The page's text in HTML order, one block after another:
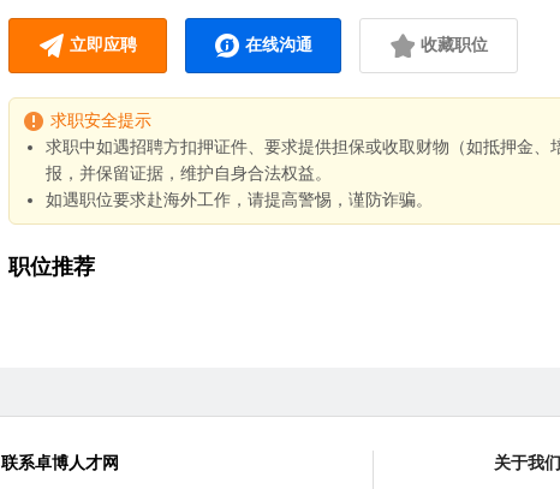
立即应聘 在线沟通 收藏职位
求职安全提示
求职中如遇招聘方扣押证件、要求提供担保或收取财物（如抵押金
报，并保留证据，维护自身合法权益。
如遇职位要求赴海外工作，请提高警惕，谨防诈骗。
职位推荐
联系卓博人才网 关于我们